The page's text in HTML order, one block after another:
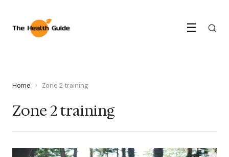
☰
Home › Zone 2 training
Zone 2 training